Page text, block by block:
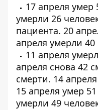
17 апреля умер
умерли 26
пациента. 20
апреля умерли 40
11 апреля
апреля снова 42
смерти. 14
15 апреля умер
умерли 49